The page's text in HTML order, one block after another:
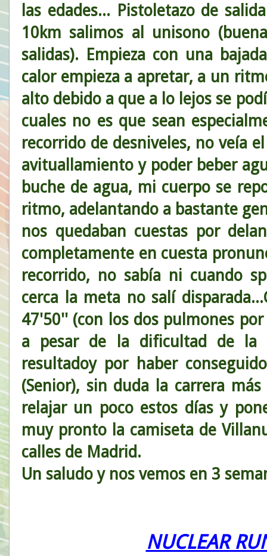
las edades... Pistoletazo de
10km salimos al unisono
salidas). Empieza con una
calor empieza a apretar, a un
alto debido a que a lo lejos se
cuales no es que sean
recorrido de desniveles, no veía
avituallamiento y poder beber
buche de agua, mi cuerpo se
ritmo, adelantando a bastante
nos quedaban cuestas por
completamente en cuesta
recorrido, no sabía ni cuando
cerca la meta no salí
47'50'' (con los dos pulmones
a pesar de la dificultad de la
resultadoy por haber
(Senior), sin duda la carrera
relajar un poco estos días y
muy pronto la camiseta de
calles de Madrid.
Un saludo y nos vemos en 3
NUCLEAR